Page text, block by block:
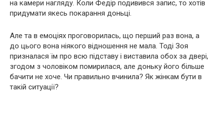
на камери нагляду. Коли Федір подивився запис, то хотів
придумати якесь покарання доньці.
Але та в емоціях проговорилась, що перший раз вона, а
до цього вона ніякого відношення не мала. Тоді Зоя
призналася їм про всю підставу і виставила обох за двері,
згодом з чоловіком помирилася, але доньку його більше
бачити не хоче. Чи правильно вчинила? Як жінкам бути в
такій ситуації?